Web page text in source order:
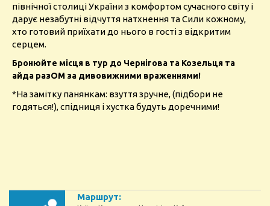
північної столиці України з комфортом сучасного світу і
дарує незабутні відчуття натхнення та Сили кожному,
хто готовий приїхати до нього в гості з відкритим
серцем.
Бронюйте місця в тур до Чернігова та Козельця та
айда разОМ за дивовижними враженнями!
*На замітку панянкам: взуття зручне, (підбори не
годяться!), спідниця і хустка будуть доречними!
Маршрут: